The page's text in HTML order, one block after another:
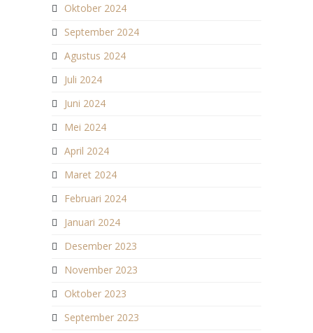
Oktober 2024
September 2024
Agustus 2024
Juli 2024
Juni 2024
Mei 2024
April 2024
Maret 2024
Februari 2024
Januari 2024
Desember 2023
November 2023
Oktober 2023
September 2023